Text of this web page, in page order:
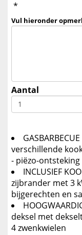
*
Vul hieronder
Aantal
verschillende
- piëzo-ontsteking
INCLUSIEF
zijbrander met 3
bijgerechten en
deksel met
4 zwenkwielen